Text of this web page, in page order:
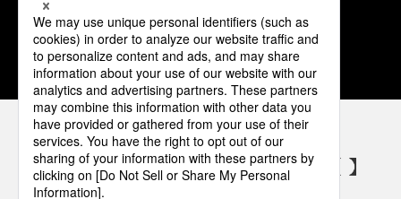
1 2 3 4 5
パナソニックの電気設備 SNSアカウント